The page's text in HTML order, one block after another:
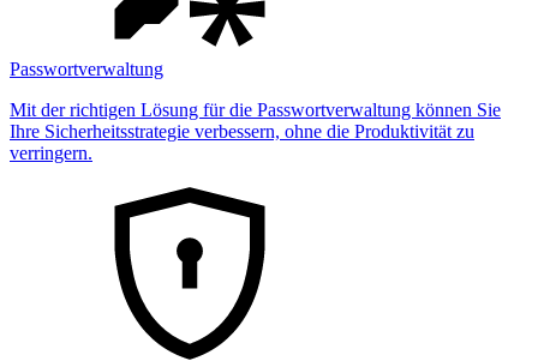
Passwortverwaltung
Mit der richtigen Lösung für die Passwortverwaltung können Sie
Ihre Sicherheitsstrategie verbessern, ohne die Produktivität zu
verringern.